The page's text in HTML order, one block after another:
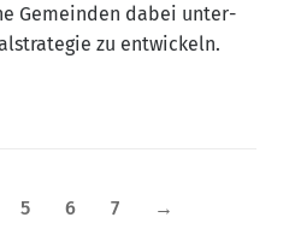
Gemein­den dabei unter­
zu entwickeln.
5 6 7 →